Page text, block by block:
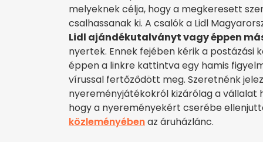
melyeknek célja, hogy a megkeresett
csalhassanak ki. A csalók a Lidl
Lidl ajándékutalványt vagy éppen
nyertek. Ennek fejében kérik a
éppen a linkre kattintva egy hamis
vírussal fertőződött meg. Szeretnénk
nyereményjátékokról kizárólag a
hogy a nyereményekért cserébe
közleményébenaz áruházlánc.